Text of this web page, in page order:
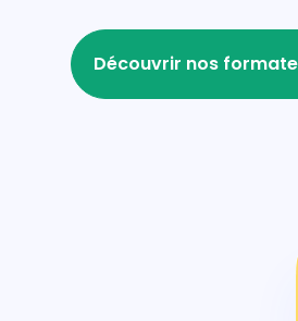
Découvrir nos